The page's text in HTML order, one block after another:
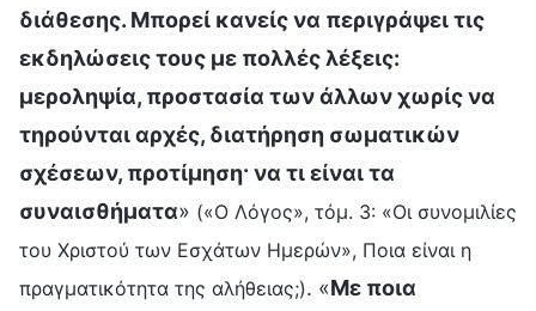
διάθεσης. Μπορεί κανείς να περιγράψει τις
εκδηλώσεις τους με πολλές λέξεις:
μεροληψία, προστασία των άλλων χωρίς να
τηρούνται αρχές, διατήρηση σωματικών
σχέσεων, προτίμηση· να τι είναι τα
συναισθήματα» («Ο Λόγος», τόμ. 3: «Οι συνομιλίες
του Χριστού των Εσχάτων Ημερών», Ποια είναι η
πραγματικότητα της αλήθειας;). «Με ποια